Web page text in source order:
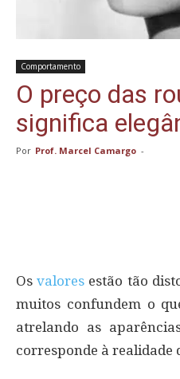
Comportamento
O preço das
significa
Por Prof. Marcel Camargo -
Osvalores estão tão
muitos confundem o
atrelando as
corresponde à realidade